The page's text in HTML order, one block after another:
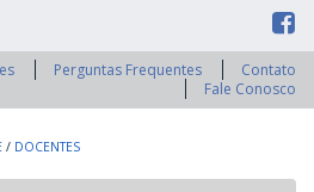
Perguntas Frequentes
Contato
Fale Conosco
/ DOCENTES